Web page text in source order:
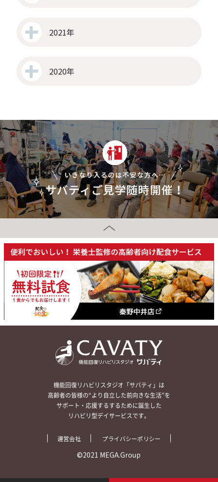
2021年
2020年
機能回復リハビリスタジオ「サバティ」は
高齢者の皆様の“より自立した前向きな生活”を
サポート・応援するするために誕生した
リハビリ型デイサービスです。
運営会社 プライバシーポリシー
©2021 MEGA.Group